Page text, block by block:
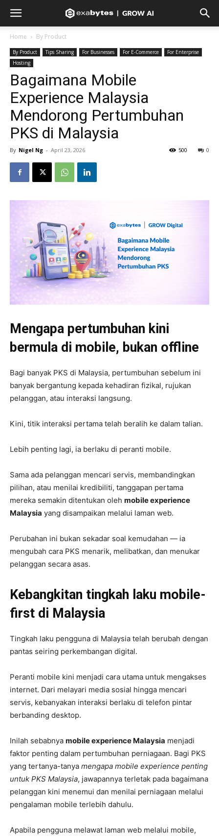
Home By Product
By Product Tips Sharing For Businesses For E-Commerce
For Enterprise
Hosting
Bagaimana Mobile
Experience Malaysia
Mendorong Pertumbuhan
PKS di Malaysia
By Nigel Ng - April 23, 2026 0
500
Mengapa pertumbuhan kini
bermula di mobile, bukan offline
Bagi banyak PKS di Malaysia, pertumbuhan sebelum ini
banyak bergantung kepada kehadiran fizikal, rujukan
pelanggan, atau interaksi langsung.
Kini, titik interaksi pertama telah beralih ke dalam talian.
Lebih penting lagi, ia berlaku di peranti mobile.
Sama ada pelanggan mencari servis, membandingkan
pilihan, atau menilai kredibiliti, tanggapan pertama
mereka semakin ditentukan oleh mobile experience
Malaysia yang disampaikan melalui laman web.
Perubahan ini bukan sekadar soal kemudahan — ia
mengubah cara PKS menarik, melibatkan, dan menukar
pelanggan secara asas.
Kebangkitan tingkah laku mobile-
first di Malaysia
Tingkah laku pengguna di Malaysia telah berubah dengan
pantas seiring perkembangan digital.
Peranti mobile kini menjadi cara utama untuk mengakses
internet. Dari melayari media sosial hingga mencari
servis, kebanyakan interaksi berlaku di telefon pintar
berbanding desktop.
Inilah sebabnya mobile experience Malaysia menjadi
faktor penting dalam pertumbuhan perniagaan. Bagi PKS
yang tertanya-tanya mengapa mobile experience penting
untuk PKS Malaysia, jawapannya terletak pada bagaimana
pelanggan kini menemui dan menilai perniagaan melalui
pengalaman mobile terlebih dahulu.
Apabila pengguna melawat laman web melalui mobile,